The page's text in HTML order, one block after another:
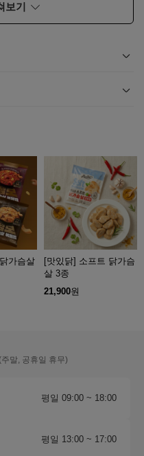
보기
내용
내용
가슴살
[맛있닭] 소프트 닭가슴
살 3종
21,900원
말, 공휴일 휴무)
평일 09:00 ~ 18:00
평일 13:00 ~ 17:00